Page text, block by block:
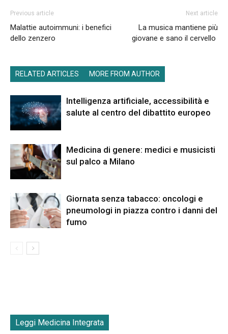
Previous article
Malattie autoimmuni: i benefici
dello zenzero
Next article
La musica mantiene più
giovane e sano il cervello
RELATED ARTICLES MORE FROM AUTHOR
Intelligenza artificiale, accessibilità e
salute al centro del dibattito europeo
Medicina di genere: medici e musicisti
sul palco a Milano
Giornata senza tabacco: oncologi e
pneumologi in piazza contro i danni del
fumo
Leggi Medicina Integrata